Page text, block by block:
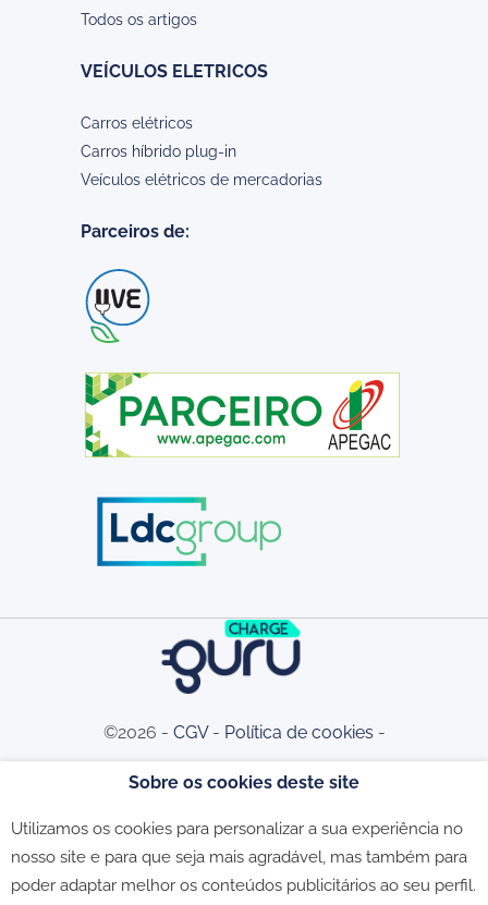
Todos os artigos
VEÍCULOS ELETRICOS
Carros elétricos
Carros híbrido plug-in
Veículos elétricos de mercadorias
Parceiros de:
©2026 - CGV- Política de cookies -
Reclamações
Sobre os cookies deste site
Utilizamos os cookies para personalizar a sua experiência no
nosso site e para que seja mais agradável, mas também para
poder adaptar melhor os conteúdos publicitários ao seu perfil.